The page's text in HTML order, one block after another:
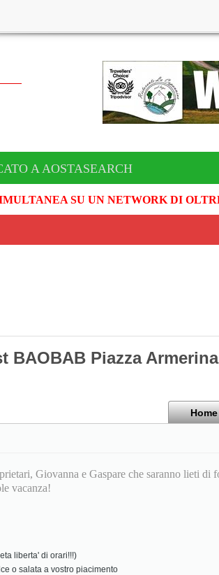
A AOSTASEARCH
SU UN NETWORK DI
BAOBAB Piazza Armerina
Home
Giovanna e Gaspare che saranno lieti di
vacanza!
liberta' di orari!!!)
o salata a vostro piacimento